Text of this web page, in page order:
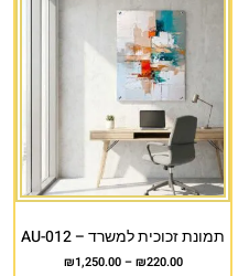
תמונת זכוכית למשרד – AU-012
₪220.00
–
₪1,250.00